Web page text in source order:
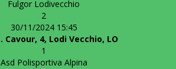
Fulgor Lodivecchio
2
30/11/2024 15:45
Cavour, 4, Lodi Vecchio, LO
1
Asd Polisportiva Alpina